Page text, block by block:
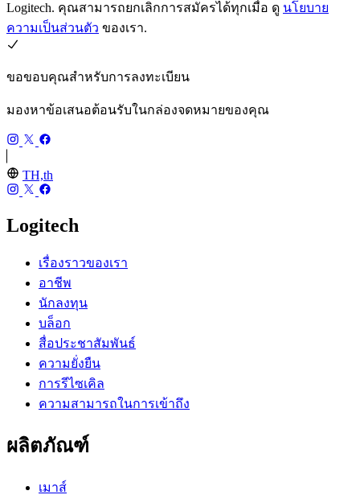
Logitech. คุณสามารถยกเลิกการสมัครได้ทุกเมื่อ ดู นโยบาย
ความเป็นส่วนตัว ของเรา.
ขอขอบคุณสำหรับการลงทะเบียน
มองหาข้อเสนอต้อนรับในกล่องจดหมายของคุณ
TH,th
Logitech
เรื่องราวของเรา
อาชีพ
นักลงทุน
บล็อก
สื่อประชาสัมพันธ์
ความยั่งยืน
การรีไซเคิล
ความสามารถในการเข้าถึง
ผลิตภัณฑ์
เมาส์